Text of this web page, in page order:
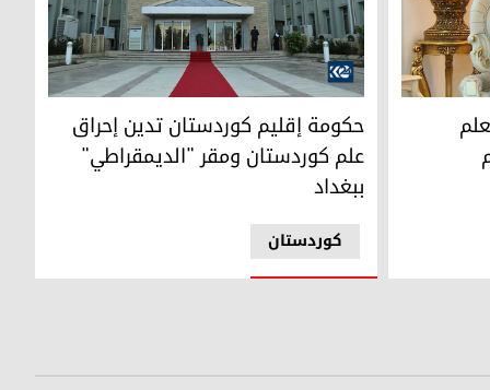
بأربيل: الفيديو قديم
حكومة إقليم كوردستان تدين إحراق علم
کوردستان
حكومة إقليم كوردستان تدين إحراق
علم كوردستان ومقر "الديمقراطي"
ببغداد